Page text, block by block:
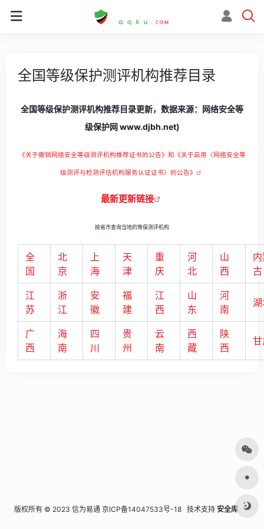
全国等级保护测评机构推荐目录
全国等级保护测评机构推荐目录更新，数据来源：网络安全等
级保护网 www.djbh.net)
《关于撤销网络安全等级测评机构推荐证书的公告》和《关于启用〈网络安全等
级测评与检测评估机构服务认证证书〉的公告》
最新更新链接
按省市查询当地的等保测评机构
全
国
北
京
上
海
天
津
重
庆
河
北
山
西
古
江
苏
浙
江
安
徽
福
建
江
西
山
东
河
南
广
西
海
南
四
川
贵
州
云
南
西
藏
陕
西
版权所有 © 2023 信为易通 京ICP备14047533号-18 技术支持 安全库